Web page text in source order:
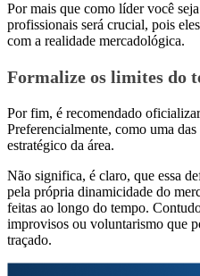
Por mais que como líder você
profissionais será crucial, pois
com a realidade mercadológica.
Formalize os limites do
Por fim, é recomendado
Preferencialmente, como uma
estratégico da área.
Não significa, é claro, que essa
pela própria dinamicidade do
feitas ao longo do tempo.
improvisos ou voluntarismo que
traçado.